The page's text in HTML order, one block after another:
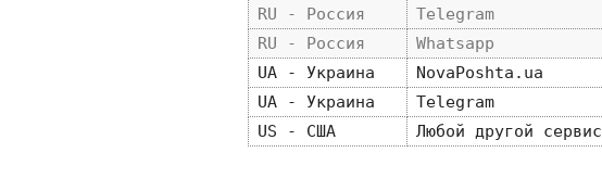
RU - Россия
Telegram
RU - Россия
Whatsapp
UA - Украина
NovaPoshta.ua
UA - Украина
Telegram
US - США
Любой другой сервис